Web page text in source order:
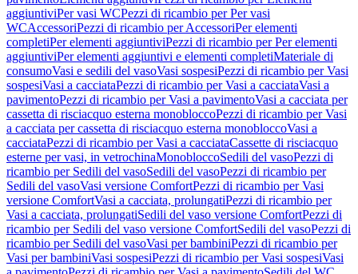
aggiuntiviPer vasi WCPezzi di ricambio per Per vasi
WCAccessoriPezzi di ricambio per AccessoriPer elementi
completiPer elementi aggiuntiviPezzi di ricambio per Per elementi
aggiuntiviPer elementi aggiuntivi e elementi completiMateriale di
consumoVasi e sedili del vasoVasi sospesiPezzi di ricambio per Vasi
sospesiVasi a cacciataPezzi di ricambio per Vasi a cacciataVasi a
pavimentoPezzi di ricambio per Vasi a pavimentoVasi a cacciata per
cassetta di risciacquo esterna monobloccoPezzi di ricambio per Vasi
a cacciata per cassetta di risciacquo esterna monobloccoVasi a
cacciataPezzi di ricambio per Vasi a cacciataCassette di risciacquo
esterne per vasi, in vetrochinaMonobloccoSedili del vasoPezzi di
ricambio per Sedili del vasoSedili del vasoPezzi di ricambio per
Sedili del vasoVasi versione ComfortPezzi di ricambio per Vasi
versione ComfortVasi a cacciata, prolungatiPezzi di ricambio per
Vasi a cacciata, prolungatiSedili del vaso versione ComfortPezzi di
ricambio per Sedili del vaso versione ComfortSedili del vasoPezzi di
ricambio per Sedili del vasoVasi per bambiniPezzi di ricambio per
Vasi per bambiniVasi sospesiPezzi di ricambio per Vasi sospesiVasi